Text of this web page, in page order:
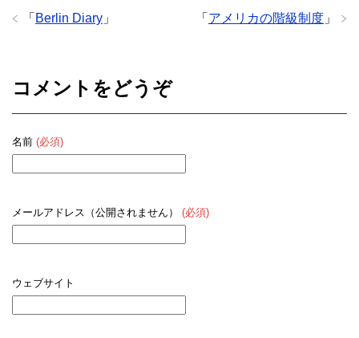
「 アメリカの階級制度 」
「 Berlin Diary 」
コメントをどうぞ
名前 (必須)
メールアドレス（公開されません） (必須)
ウェブサイト